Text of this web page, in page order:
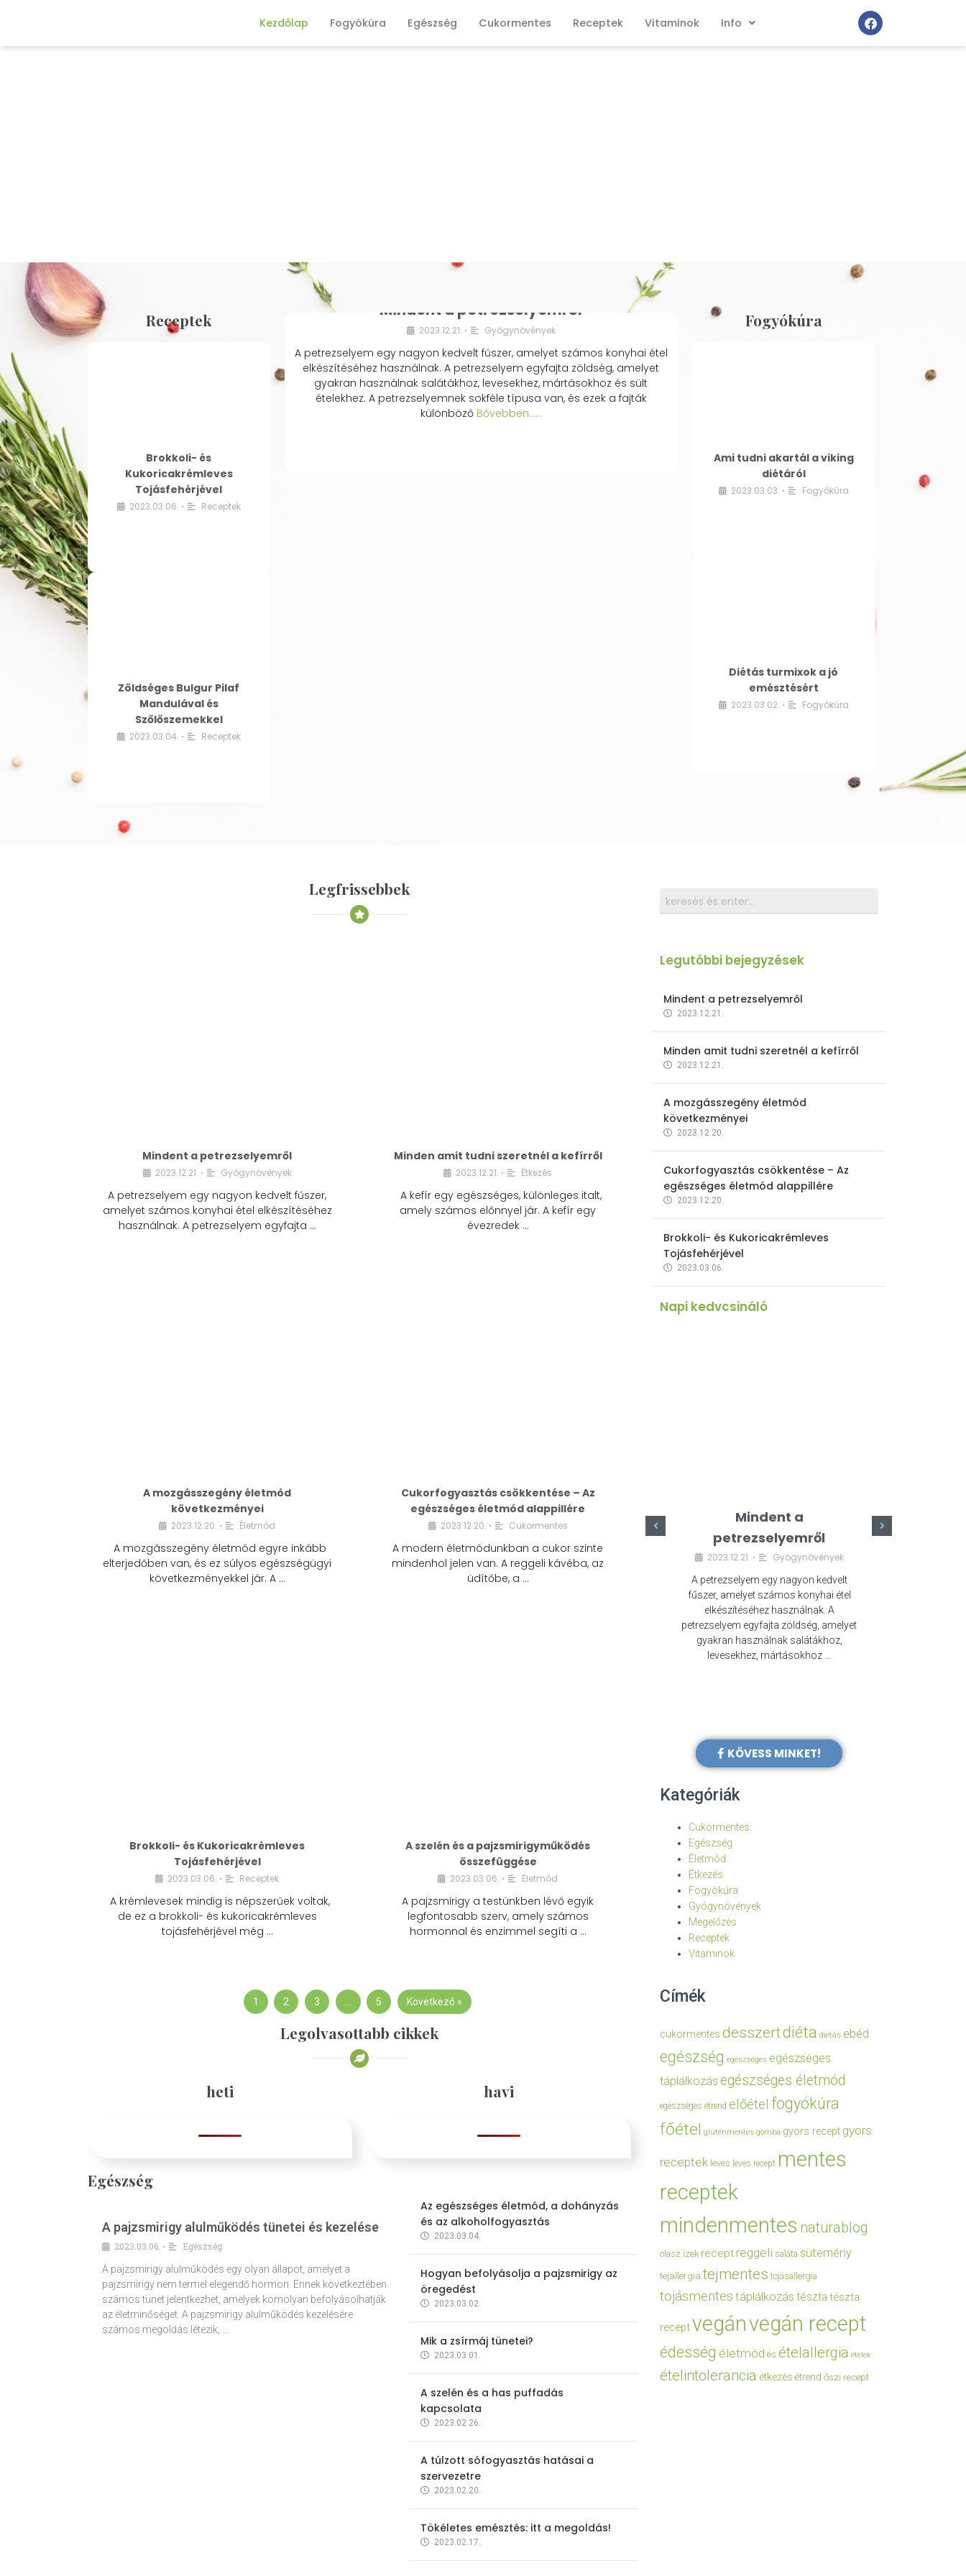
Kezdőlap Fogyókúra Egészség Cukormentes Receptek Vitaminok Info
Receptek
Brokkoli- és
Kukoricakrémleves
Tojásfehérjével
2023.03.06. • Receptek
Zöldséges Bulgur Pilaf
Mandulával és
Szőlőszemekkel
2023.03.04. • Receptek
Mindent a petrezselyemről
2023.12.21. • Gyógynövények
A petrezselyem egy nagyon kedvelt fűszer, amelyet számos konyhai étel
elkészítéséhez használnak. A petrezselyem egyfajta zöldség, amelyet
gyakran használnak salátákhoz, levesekhez, mártásokhoz és sült
ételekhez. A petrezselyemnek sokféle típusa van, és ezek a fajták
különbözőBővebben...…
Fogyókúra
Ami tudni akartál a viking
diétáról
2023.03.03. • Fogyókúra
Diétás turmixok a jó
emésztésért
2023.03.02. • Fogyókúra
Legfrissebbek
Mindent a petrezselyemről
2023.12.21. • Gyógynövények
A petrezselyem egy nagyon kedvelt fűszer,
amelyet számos konyhai étel elkészítéséhez
használnak. A petrezselyem egyfajta …
Minden amit tudni szeretnél a kefírről
2023.12.21. • Étkezés
A kefír egy egészséges, különleges italt,
amely számos előnnyel jár. A kefír egy
évezredek …
A mozgásszegény életmód
következményei
2023.12.20. • Életmód
A mozgásszegény életmód egyre inkább
elterjedőben van, és ez súlyos egészségügyi
következményekkel jár. A …
Cukorfogyasztás csökkentése – Az
egészséges életmód alappillére
2023.12.20. • Cukormentes
A modern életmódunkban a cukor szinte
mindenhol jelen van. A reggeli kávéba, az
üdítőbe, a …
Brokkoli- és Kukoricakrémleves
Tojásfehérjével
2023.03.06. • Receptek
A krémlevesek mindig is népszerűek voltak,
de ez a brokkoli- és kukoricakrémleves
tojásfehérjével még …
A szelén és a pajzsmirigyműködés
összefüggése
2023.03.06. • Életmód
A pajzsmirigy a testünkben lévő egyik
legfontosabb szerv, amely számos
hormonnal és enzimmel segíti a …
1 2 3 5 Következő »
Legolvasottabb cikkek
heti havi
Egészség
A pajzsmirigy alulműködés tünetei és kezelése
2023.03.06. •
Egészség
A pajzsmirigy alulműködés egy olyan állapot, amelyet a
pajzsmirigy nem termel elegendő hormon. Ennek következtében
számos tünet jelentkezhet, amelyek komolyan befolyásolhatják
az életminőséget. A pajzsmirigy alulműködés kezelésére
számos megoldás létezik, …
Az egészséges életmód, a dohányzás
és az alkoholfogyasztás
2023.03.04.
Hogyan befolyásolja a pajzsmirigy az
öregedést
2023.03.02.
Mik a zsírmáj tünetei?
2023.03.01.
A szelén és a has puffadás
kapcsolata
2023.02.26.
A túlzott sófogyasztás hatásai a
szervezetre
2023.02.20.
Tökéletes emésztés: itt a megoldás!
2023.02.17.
Legutóbbi bejegyzések
Mindent a petrezselyemről
2023.12.21.
Minden amit tudni szeretnél a kefírről
2023.12.21.
A mozgásszegény életmód
következményei
2023.12.20.
Cukorfogyasztás csökkentése – Az
egészséges életmód alappillére
2023.12.20.
Brokkoli- és Kukoricakrémleves
Tojásfehérjével
2023.03.06.
Napi kedvcsináló
Cukorfogyasztás
egészséges életmód
alappillére
Mindent a
petrezselyemről
2023.12.21. • Gyógynövények
A petrezselyem egy nagyon kedvelt
fűszer, amelyet számos konyhai étel
elkészítéséhez használnak. A
petrezselyem egyfajta zöldség, amelyet
gyakran használnak salátákhoz,
levesekhez, mártásokhoz …
KÖVESS MINKET!
Kategóriák
Cukormentes
Egészség
Életmód
Étkezés
Fogyókúra
Gyógynövények
Megelőzés
Receptek
Vitaminok
Címék
cukormentes desszertdiéta diétás ebéd
egészség egészséges egészséges
táplálkozás egészséges életmód
egészséges étrend előétel fogyókúra
főétel gluténmentes gomba gyors recept gyors
receptek leves leves recept mentes
receptek
mindenmentes naturablog
olasz ízek recept reggeli saláta sütemény
tejallergia tejmentes tojásallergia
tojásmentes táplálkozás tészta tészta
receptvegánvegán recept
édesség életmód és ételallergia ételek
ételintolerancia étkezés étrend őszi recept